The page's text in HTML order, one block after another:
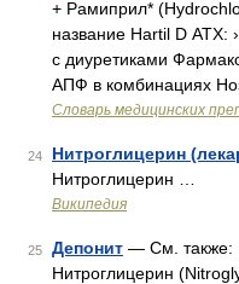
+ Рамиприл*
название Hartil D АТХ:
с диуретиками
АПФ в комбинациях
Словарь медицинских
24 Нитроглицерин
Нитроглицерин …
Википедия
25 Депонит — См. также:
Нитроглицерин